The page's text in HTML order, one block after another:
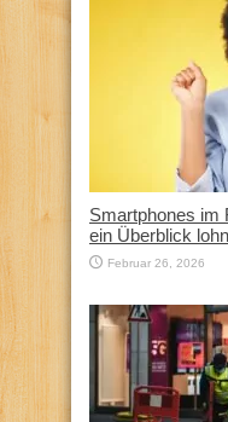
Smartphones im
ein Überblick
Februar 26, 2026